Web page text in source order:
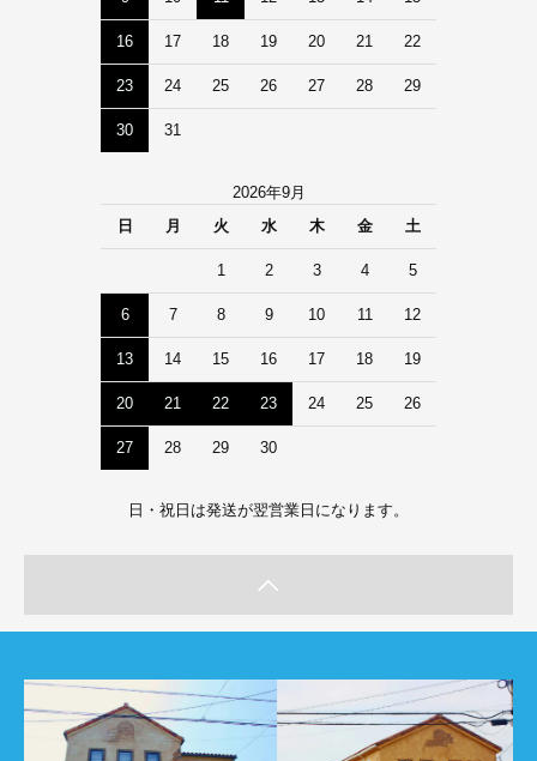
16 17 18 19 20 21 22
23 24 25 26 27 28 29
30 31
2026年9月
日
月 火 水 木 金 土
1 2 3 4 5
6 7 8 9 10 11 12
13 14 15 16 17 18 19
20 21 22 23 24 25 26
27 28 29 30
日・祝日は発送が翌営業日になります。